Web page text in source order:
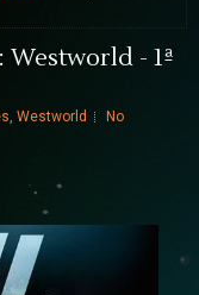
- 1ª
, Westworld
No